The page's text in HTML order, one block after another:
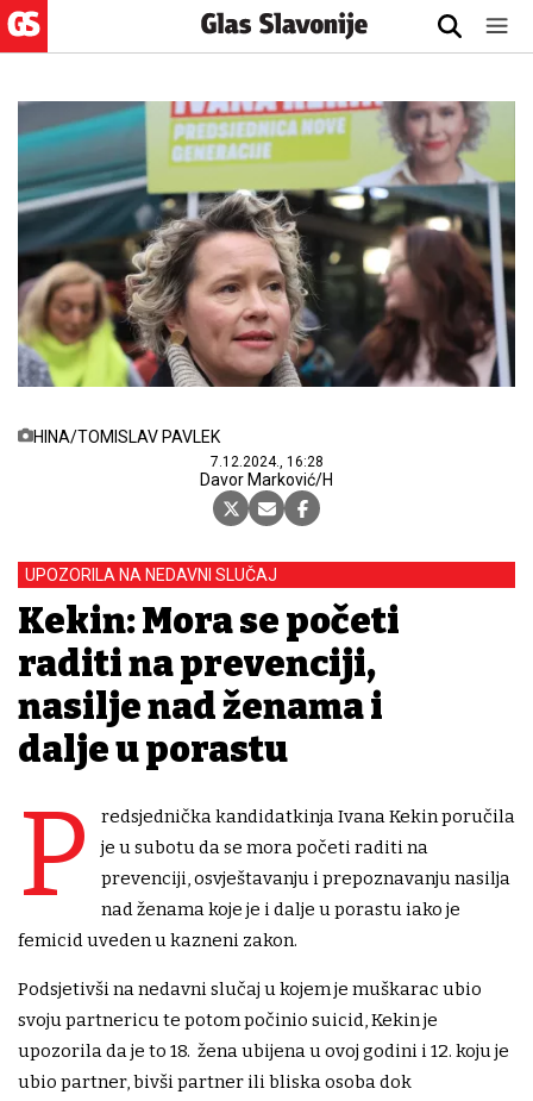
HINA/TOMISLAV PAVLEK
7.12.2024., 16:28
Davor Marković/H
UPOZORILA NA NEDAVNI SLUČAJ
Kekin: Mora se početi
raditi na prevenciji,
nasilje nad ženama i
dalje u porastu
P
redsjednička kandidatkinja Ivana Kekin poručila
je u subotu da se mora početi raditi na
prevenciji, osvještavanju i prepoznavanju nasilja
nad ženama koje je i dalje u porastu iako je
femicid uveden u kazneni zakon.
Podsjetivši na nedavni slučaj u kojem je muškarac ubio
svoju partnericu te potom počinio suicid, Kekin je
upozorila da je to 18. žena ubijena u ovoj godini i 12. koju je
ubio partner, bivši partner ili bliska osoba dok